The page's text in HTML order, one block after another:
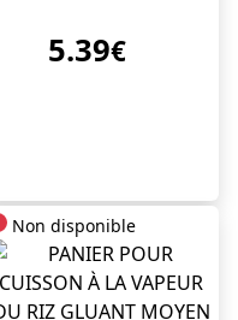
5.39€
Non disponible